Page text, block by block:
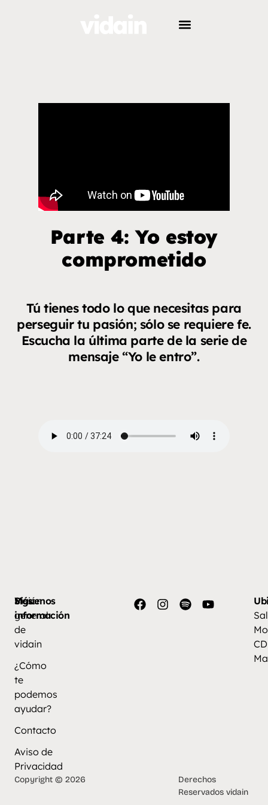
Parte 4: Yo estoy
comprometido
Tú tienes todo lo que necesitas para
perseguir tu pasión; sólo se requiere fe.
Escucha la última parte de la serie de
mensaje “Yo le entro”.
Más
información
Visión
general
de
vidain
¿Cómo
te
podemos
ayudar?
Contacto
Aviso de
Privacidad
Síguenos
Copyright © 2026
Derechos
Reservados vidain